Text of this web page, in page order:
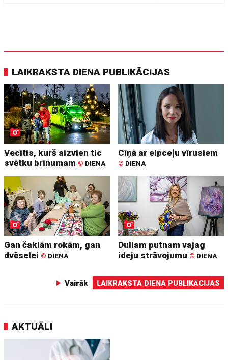
LAIKRAKSTA DIENA PUBLIKĀCIJAS
Vecītis, kurš aizvien tic
svētku brīnumam © DIENA
Cīņā ar elpceļu vīrusiem
© DIENA
Gan čaklām rokām, gan
dvēselei © DIENA
Dullam putnam vajag
ideju strāvojumu © DIENA
Vairāk LAIKRAKSTA DIENA PUBLIKĀCIJAS
AKTUĀLI